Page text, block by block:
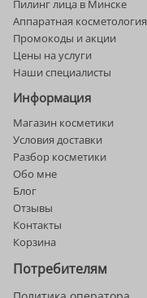
Пилинг лица в Минске
Аппаратная косметология
Промокоды и акции
Цены на услуги
Наши специалисты
Информация
Магазин косметики
Условия доставки
Разбор косметики
Обо мне
Блог
Отзывы
Контакты
Корзина
Потребителям